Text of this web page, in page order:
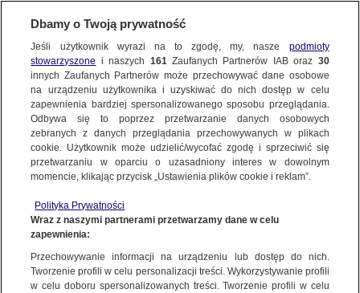
ŚWIAT
"Żołnierze rutynowo dopuszczali się
gwałtów". ONZ: dowód na zamiar
ludobójczy
22.08.2019, 20:59Aktualizacja:22.08.2019, 21:01
Udostępnij
Dbamy o Twoją prywatność
Jeśli użytkownik wyrazi na to zgodę, my, nasze podmioty
stowarzyszone i naszych 161Zaufanych Partnerów IAB oraz 30
innych Zaufanych Partnerów może przechowywać dane osobowe
na urządzeniu użytkownika i uzyskiwać do nich dostęp w celu
zapewnienia bardziej spersonalizowanego sposobu przeglądania.
Odbywa się to poprzez przetwarzanie danych osobowych
zebranych z danych przeglądania przechowywanych w plikach
cookie. Użytkownik może udzielić/wycofać zgodę i sprzeciwić się
przetwarzaniu w oparciu o uzasadniony interes w dowolnym
momencie, klikając przycisk „Ustawienia plików cookie i reklam”.
Polityka Prywatności
Wraz z naszymi partnerami przetwarzamy dane w celu
zapewnienia:
Przechowywanie informacji na urządzeniu lub dostęp do nich.
Tworzenie profili w celu personalizacji treści. Wykorzystywanie profili
w celu doboru spersonalizowanych treści. Tworzenie profili w celu